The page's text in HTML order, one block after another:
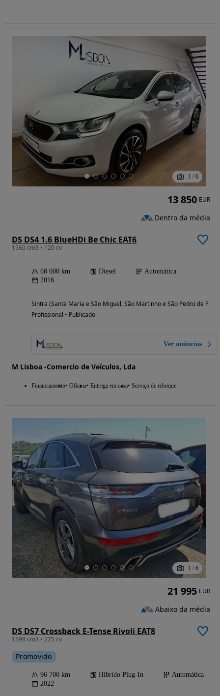
1 / 6
DS DS4 1.6 BlueHDi Be Chic EAT6
1560 cm3 • 120 cv
68 000 km Diesel
Automática
2016
Sintra (Santa Maria e São Miguel, São Martinho e São Pedro de
Profissional • Publicado
Ver anúncios
M Lisboa -Comercio de Veículos, Lda
Financiamento Oficina Entrega em casa Serviço de reboque
13 850 EUR
Dentro da média
1 / 6
DS DS7 Crossback E-Tense Rivoli EAT8
1598 cm3 • 225 cv
Promovido
96 700 km Híbrido Plug-In
Automática
2022
21 995 EUR
Abaixo da média